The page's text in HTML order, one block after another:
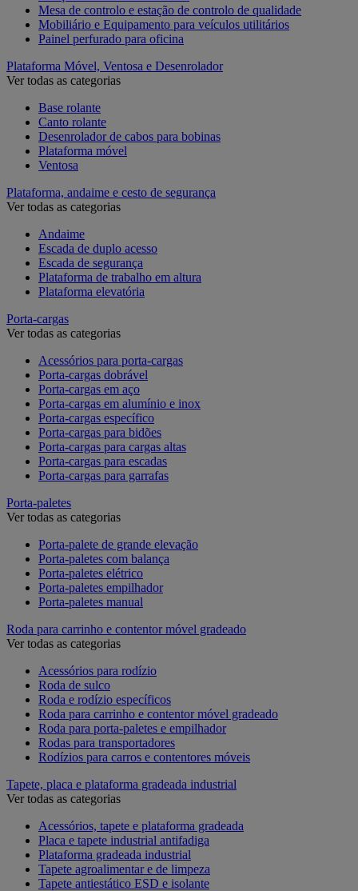
Mesa de controlo e estação de controlo de qualidade
Mobiliário e Equipamento para veículos utilitários
Painel perfurado para oficina
Plataforma Móvel, Ventosa e Desenrolador
Ver todas as categorias
Base rolante
Canto rolante
Desenrolador de cabos para bobinas
Plataforma móvel
Ventosa
Plataforma, andaime e cesto de segurança
Ver todas as categorias
Andaime
Escada de duplo acesso
Escada de segurança
Plataforma de trabalho em altura
Plataforma elevatória
Porta-cargas
Ver todas as categorias
Acessórios para porta-cargas
Porta-cargas dobrável
Porta-cargas em aço
Porta-cargas em alumínio e inox
Porta-cargas específico
Porta-cargas para bidões
Porta-cargas para cargas altas
Porta-cargas para escadas
Porta-cargas para garrafas
Porta-paletes
Ver todas as categorias
Porta-palete de grande elevação
Porta-paletes com balança
Porta-paletes elétrico
Porta-paletes empilhador
Porta-paletes manual
Roda para carrinho e contentor móvel gradeado
Ver todas as categorias
Acessórios para rodízio
Roda de sulco
Roda e rodízio específicos
Roda para carrinho e contentor móvel gradeado
Roda para porta-paletes e empilhador
Rodas para transportadores
Rodízios para carros e contentores móveis
Tapete, placa e plataforma gradeada industrial
Ver todas as categorias
Acessórios, tapete e plataforma gradeada
Placa e tapete industrial antifadiga
Plataforma gradeada industrial
Tapete agroalimentar e de limpeza
Tapete antiestático ESD e isolante